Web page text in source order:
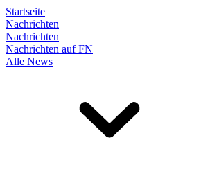
Startseite
Nachrichten
Nachrichten
Nachrichten auf FN
Alle News